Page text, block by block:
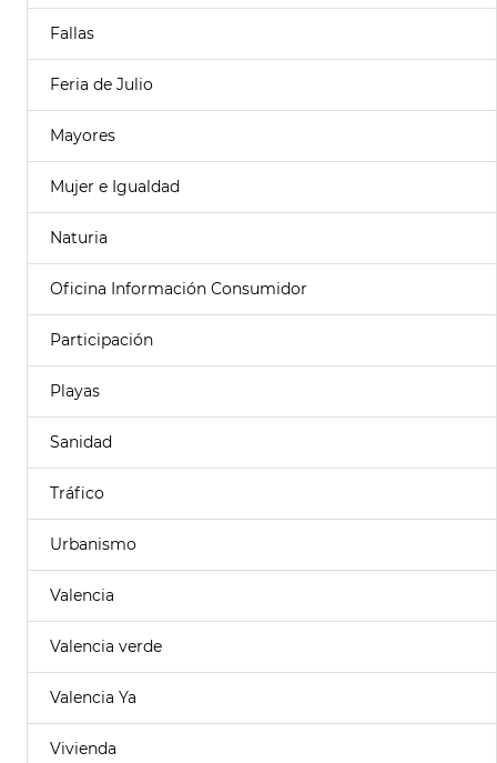
Fallas
Feria de Julio
Mayores
Mujer e Igualdad
Naturia
Oficina Información Consumidor
Participación
Playas
Sanidad
Tráfico
Urbanismo
Valencia
Valencia verde
Valencia Ya
Vivienda